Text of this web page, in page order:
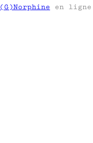
(G)Norphine en